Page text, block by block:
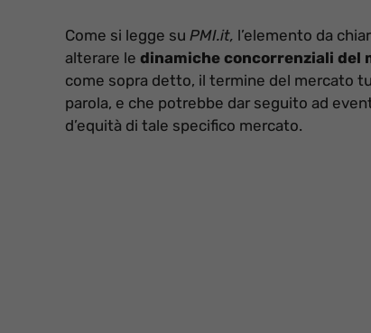
Come si legge su PMI.it, l’elemento da
alterare le dinamiche concorrenziali del
come sopra detto, il termine del mercato
parola, e che potrebbe dar seguito ad
d’equità di tale specifico mercato.